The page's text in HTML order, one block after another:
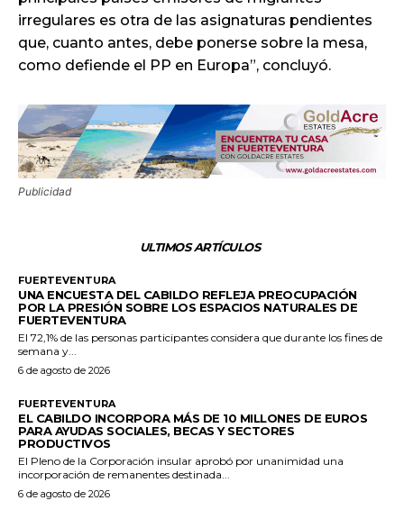
irregulares es otra de las asignaturas pendientes
que, cuanto antes, debe ponerse sobre la mesa,
como defiende el PP en Europa”, concluyó.
Publicidad
ULTIMOS ARTÍCULOS
FUERTEVENTURA
UNA ENCUESTA DEL CABILDO REFLEJA PREOCUPACIÓN
POR LA PRESIÓN SOBRE LOS ESPACIOS NATURALES DE
FUERTEVENTURA
El 72,1% de las personas participantes considera que durante los fines de
semana y...
6 de agosto de 2026
FUERTEVENTURA
EL CABILDO INCORPORA MÁS DE 10 MILLONES DE EUROS
PARA AYUDAS SOCIALES, BECAS Y SECTORES
PRODUCTIVOS
El Pleno de la Corporación insular aprobó por unanimidad una
incorporación de remanentes destinada...
6 de agosto de 2026